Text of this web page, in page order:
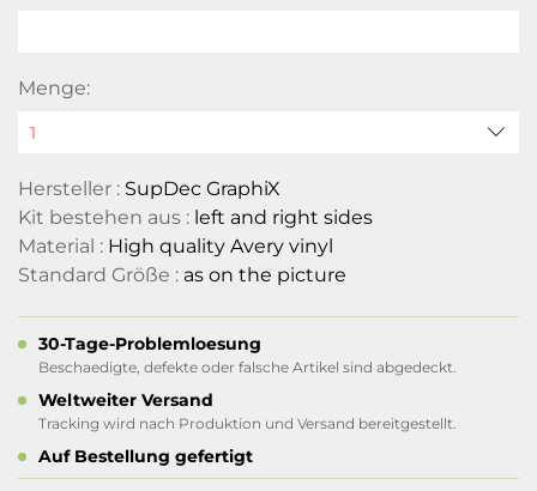
Menge:
Hersteller : SupDec GraphiX
Kit bestehen aus : left and right sides
Material : High quality Avery vinyl
Standard Größe : as on the picture
30-Tage-Problemloesung
Beschaedigte, defekte oder falsche Artikel sind abgedeckt.
Weltweiter Versand
Tracking wird nach Produktion und Versand bereitgestellt.
Auf Bestellung gefertigt